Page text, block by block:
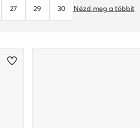
27 29 30 Nézd meg a többit